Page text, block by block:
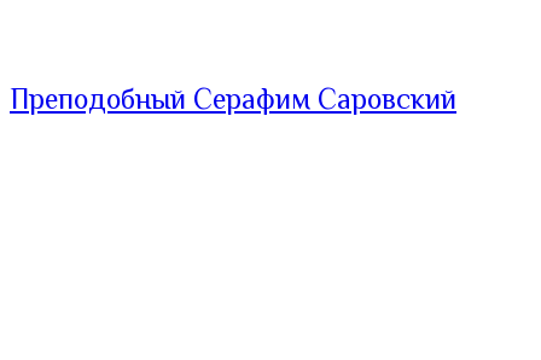
Преподобный Серафим Саровский